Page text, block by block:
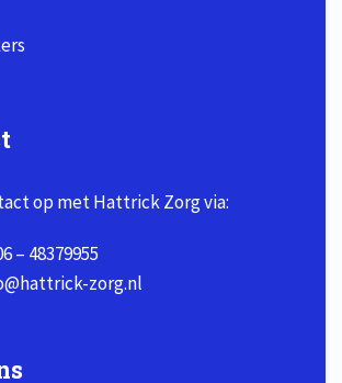
op met Hattrick Zorg via:
– 48379955
zorg.nl